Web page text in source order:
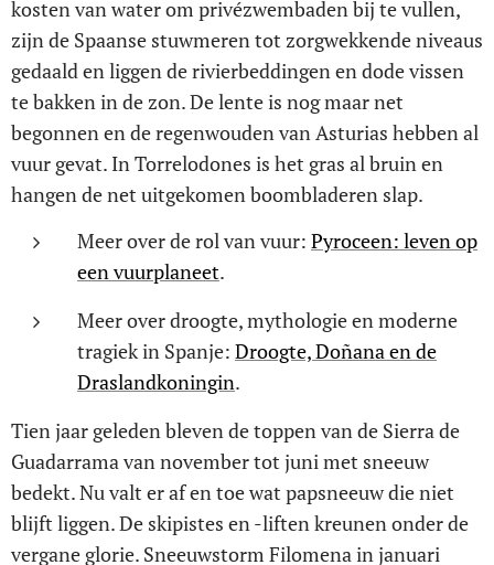
kosten van water om privézwembaden bij te vullen,
zijn de Spaanse stuwmeren tot zorgwekkende niveaus
gedaald en liggen de rivierbeddingen en dode vissen
te bakken in de zon. De lente is nog maar net
begonnen en de regenwouden van Asturias hebben al
vuur gevat. In Torrelodones is het gras al bruin en
hangen de net uitgekomen boombladeren slap.
Meer over de rol van vuur: Pyroceen: leven op
een vuurplaneet.
Meer over droogte, mythologie en moderne
tragiek in Spanje: Droogte, Doñana en de
Draslandkoningin.
Tien jaar geleden bleven de toppen van de Sierra de
Guadarrama van november tot juni met sneeuw
bedekt. Nu valt er af en toe wat papsneeuw die niet
blijft liggen. De skipistes en -liften kreunen onder de
vergane glorie. Sneeuwstorm Filomena in januari